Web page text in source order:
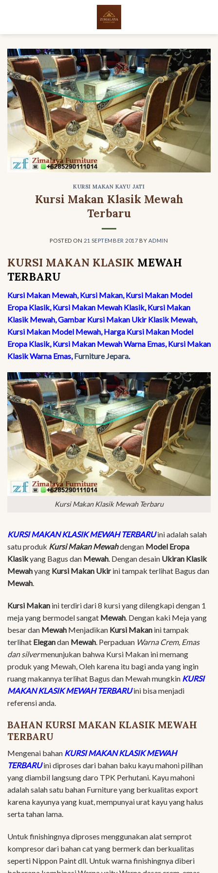
KURSI MAKAN KAYU JATI
Kursi Makan Klasik Mewah
Terbaru
POSTED ON 21 SEPTEMBER 2017 BY ADMIN
KURSI MAKAN KLASIK MEWAH
TERBARU
Kursi Makan Mewah, Kursi Makan, Kursi Makan Model
Eropa Klasik, Kursi Makan Mewah Klasik, Kursi Makan
Klasik Mewah, Gambar Kursi Makan Ukir Klasik Mewah,
Kursi Makan Model Mewah, Harga Kursi Makan Model
Eropa Klasik, Kursi Makan Mewah Warna Emas, Kursi Makan
Klasik Warna Emas,Furniture Jepara.
Kursi Makan Klasik Mewah Terbaru
KURSI MAKAN KLASIK MEWAH TERBARUini adalah salah
satu produk Kursi Makan Mewahdengan Model Eropa
Klasikyang Bagus dan Mewah. Dengan desain Ukiran Klasik
Mewahyang Kursi Makan Ukirini tampak terlihat Bagus dan
Mewah.
Kursi Makan ini terdiri dari 8 kursi yang dilengkapi dengan 1
meja yang bermodel sangat Mewah. Dengan kaki Meja yang
besar dan Mewah Menjadikan Kursi Makan ini tampak
terlihat Elegandan Mewah. Perpaduan Warna Crem, Emas
dan silvermenunjukan bahwa Kursi Makan ini memang
produk yang Mewah, Oleh karena itu bagi anda yang ingin
ruang makannya terlihat Bagus dan Mewah mungkin KURSI
MAKAN KLASIK MEWAH TERBARUini bisa menjadi
referensi anda.
BAHAN KURSI MAKAN KLASIK MEWAH
TERBARU
Mengenai bahan KURSI MAKAN KLASIK MEWAH
TERBARUini diproses dari bahan baku kayu mahoni pilihan
yang diambil langsung daro TPK Perhutani. Kayu mahoni
adalah salah satu bahan Furniture yang berkualitas export
karena kayunya yang kuat, mempunyai urat kayu yang halus
serta tahan lama.
Untuk finishingnya diproses menggunakan alat semprot
kompresor dari bahan cat yang bermerk dan berkualitas
seperti Nippon Paint dll. Untuk warna finishingnya diberi